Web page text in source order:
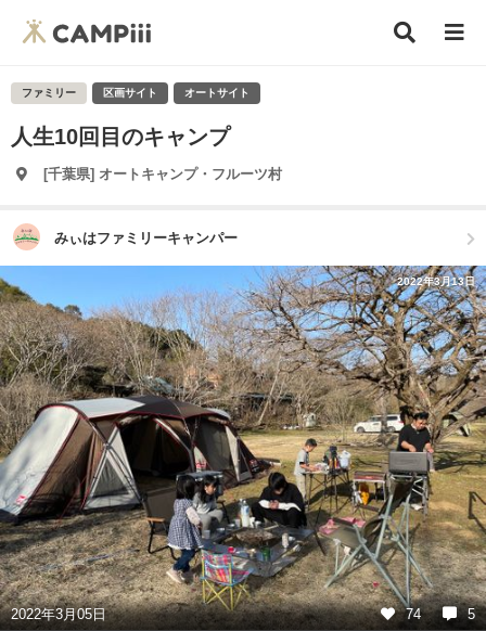
ファミリー 区画サイト オートサイト
人生10回目のキャンプ
[千葉県] オートキャンプ・フルーツ村
みぃはファミリーキャンパー
2022年3月13日
2022年3月05日 74 5